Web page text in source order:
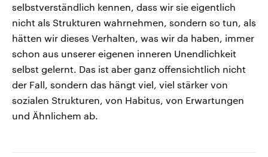
selbstverständlich kennen, dass wir sie eigentlich
nicht als Strukturen wahrnehmen, sondern so tun, als
hätten wir dieses Verhalten, was wir da haben, immer
schon aus unserer eigenen inneren Unendlichkeit
selbst gelernt. Das ist aber ganz offensichtlich nicht
der Fall, sondern das hängt viel, viel stärker von
sozialen Strukturen, von Habitus, von Erwartungen
und Ähnlichem ab.